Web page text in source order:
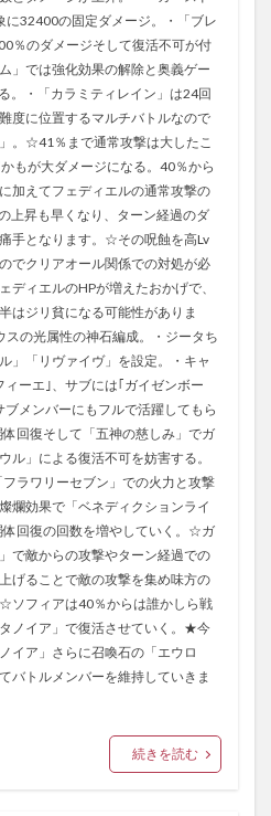
に32400の固定ダメージ。・「ブレ
％のダメージそして復活不可が付
」では強化効果の解除と奥義ゲー
。・「カラミティレイン」は24回
度に位置するマルチバトルなので
。☆41％まで通常攻撃は大したこ
もが大ダメージになる。40％から
加えてフェディエルの通常攻撃の
上昇も早くなり、ターン経過のダ
手となります。☆その呪蝕を高Lv
でクリアオール関係での対処が必
ィエルのHPが増えたおかげで、
はジリ貧になる可能性がありま
の光属性の神石編成。・ジータち
」「リヴァイヴ」を設定。・キャ
ィーエ｣、サブには｢ガイゼンボー
メンバーにもフルで活躍してもら
回復そして「五神の慈しみ」でガ
ル」による復活不可を妨害する。
ラワリーセブン」での火力と攻撃
爛効果で「ベネディクションライ
体回復の回数を増やしていく。☆ガ
で敵からの攻撃やターン経過での
げることで敵の攻撃を集め味方の
ソフィアは40％からは誰かしら戦
ノイア」で復活させていく。★今
イア」さらに召喚石の「エウロ
バトルメンバーを維持していきま
続きを読む